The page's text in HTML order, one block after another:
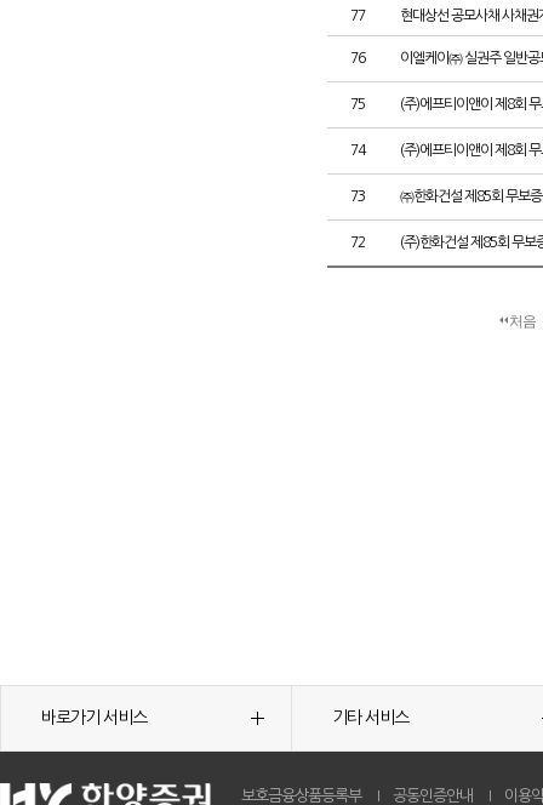
77 현대상선 공모사채 사채권
76 이엘케이㈜ 실권주 일반공
75 (주)에프티이앤이 제8회
74 (주)에프티이앤이 제8회
73 ㈜한화건설 제85회 무보
72 (주)한화건설 제85회 무보
처음
바로가기 서비스 기타 서비스
보호금융상품등록부 공동인증안내 이용